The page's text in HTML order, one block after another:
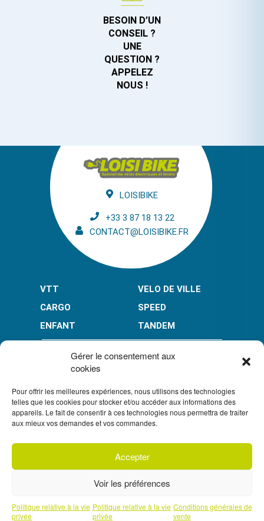
Gérer le consentement aux
cookies
Pour offrir les meilleures expériences, nous utilisons des technologies
telles que les cookies pour stocker et/ou accéder aux informations des
appareils. Le fait de consentir à ces technologies nous permettra de traiter
aux mieux vos demandes et vos commandes.
Accepter
Voir les préférences
Politique relative à la vie
privée
Politique relative à la vie
privée
Conditions générales de
vente
BESOIN D’UN
CONSEIL ?
UNE
QUESTION ?
APPELEZ
NOUS !
notre newsletter
avec l'un de nos experts
LOISIBIKE
+33 3 87 18 13 22
CONTACT@LOISIBIKE.FR
VTT
VELO DE VILLE
CARGO
SPEED
ENFANT
TANDEM
PAIEMENT EN PLUSIEURS FOIS* :
LIMITÉ À 3000 € POUR LE 10X. LIMITÉ À 6000 € POUR LE 3X ET 4X.
CONDITION GÉNÉRALES DE VENTE
POLITIQUE DE CONFIDENTIALITÉ
SOUS RÉSERVE D’ACCEPTATION PAR FLOA. VOUS